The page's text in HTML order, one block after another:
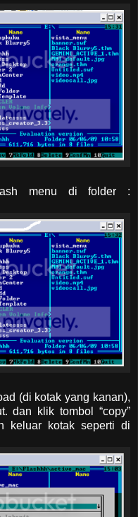
menu di folder :
(di kotak yang kanan),
dan klik tombol “copy”
keluar kotak seperti di